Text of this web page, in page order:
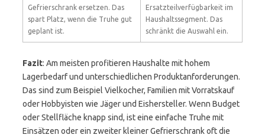
Gefrierschrank ersetzen. Das
spart Platz, wenn die Truhe gut
geplant ist.
Ersatzteilverfügbarkeit im
Haushaltssegment. Das
schränkt die Auswahl ein.
Fazit: Am meisten profitieren Haushalte mit hohem
Lagerbedarf und unterschiedlichen Produktanforderungen.
Das sind zum Beispiel Vielkocher, Familien mit Vorratskauf
oder Hobbyisten wie Jäger und Eishersteller. Wenn Budget
oder Stellfläche knapp sind, ist eine einfache Truhe mit
Einsätzen oder ein zweiter kleiner Gefrierschrank oft die